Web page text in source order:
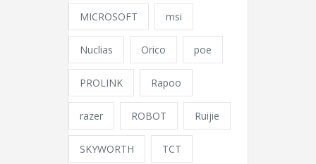
MICROSOFT msi
Nuclias Orico poe
PROLINK Rapoo
razer ROBOT Ruijie
SKYWORTH TCT